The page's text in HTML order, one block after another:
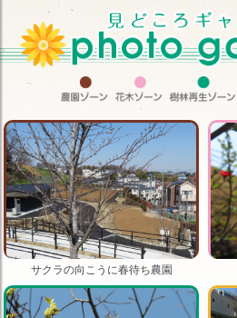
サクラの向こうに春待ち農園